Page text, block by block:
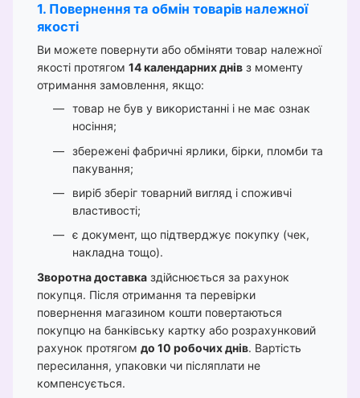
1. Повернення та обмін товарів належної
якості
Ви можете повернути або обміняти товар належної
якості протягом 14 календарних днів з моменту
отримання замовлення, якщо:
товар не був у використанні і не має ознак
носіння;
збережені фабричні ярлики, бірки, пломби та
пакування;
виріб зберіг товарний вигляд і споживчі
властивості;
є документ, що підтверджує покупку (чек,
накладна тощо).
Зворотна доставка здійснюється за рахунок
покупця. Після отримання та перевірки
повернення магазином кошти повертаються
покупцю на банківську картку або розрахунковий
рахунок протягом до 10 робочих днів. Вартість
пересилання, упаковки чи післяплати не
компенсується.